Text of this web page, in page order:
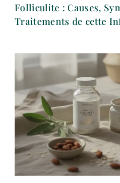
Folliculite : Causes,
Traitements de cette